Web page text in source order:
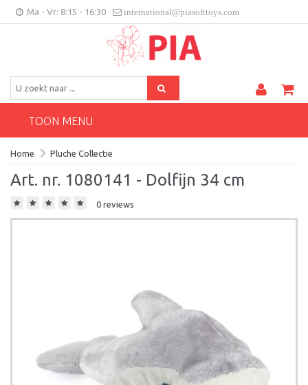
Ma - Vr: 8:15 - 16:30 international@piasofttoys.com
Klantenfeedback
BE/NL
TOON MENU
Home Pluche Collectie
Art. nr. 1080141 - Dolfijn 34 cm
0 reviews